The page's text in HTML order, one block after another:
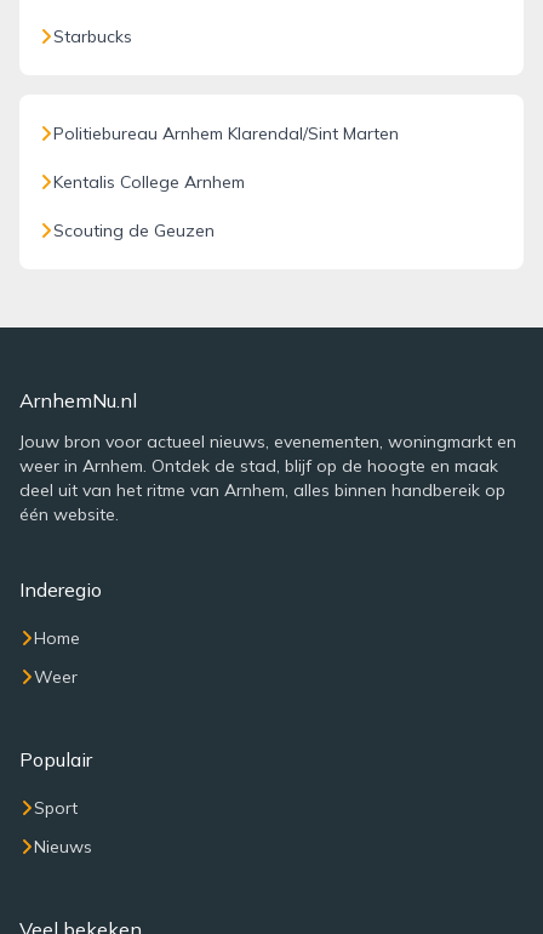
Starbucks
Politiebureau Arnhem Klarendal/Sint Marten
Kentalis College Arnhem
Scouting de Geuzen
ArnhemNu.nl
Jouw bron voor actueel nieuws, evenementen, woningmarkt en
weer in Arnhem. Ontdek de stad, blijf op de hoogte en maak
deel uit van het ritme van Arnhem, alles binnen handbereik op
één website.
Inderegio
Home
Weer
Populair
Sport
Nieuws
Veel bekeken